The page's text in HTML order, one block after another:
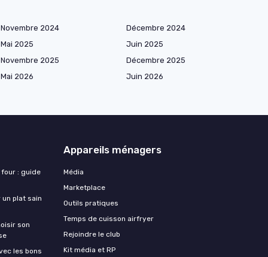
Novembre 2024
Décembre 2024
Mai 2025
Juin 2025
Novembre 2025
Décembre 2025
Mai 2026
Juin 2026
: guide
un plat sain
son
les bons
Appareils ménagers
Média
Marketplace
Outils pratiques
Temps de cuisson airfryer
Rejoindre le club
Kit média et RP